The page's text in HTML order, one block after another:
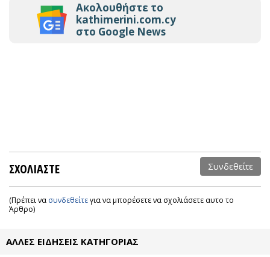
Ακολουθήστε το
kathimerini.com.cy
στο Google News
ΣΧΟΛΙΑΣΤΕ Συνδεθείτε
(Πρέπει να συνδεθείτεγια να μπορέσετε να σχολιάσετε αυτο το
Άρθρο)
ΑΛΛΕΣ ΕΙΔΗΣΕΙΣ ΚΑΤΗΓΟΡΙΑΣ